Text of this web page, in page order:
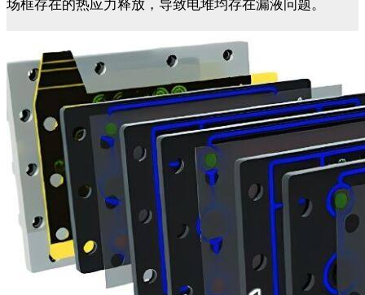
场框存在的热应力释放，导致电堆均存在漏液问题。